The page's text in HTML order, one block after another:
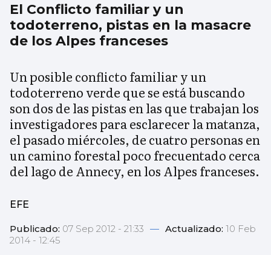
El Conflicto familiar y un
todoterreno, pistas en la masacre
de los Alpes franceses
Un posible conflicto familiar y un
todoterreno verde que se está buscando
son dos de las pistas en las que trabajan los
investigadores para esclarecer la matanza,
el pasado miércoles, de cuatro personas en
un camino forestal poco frecuentado cerca
del lago de Annecy, en los Alpes franceses.
EFE
Publicado: 07 Sep 2012 - 21:33 — Actualizado: 10 Feb
2014 - 12:45